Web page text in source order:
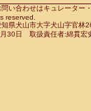
anubis(0)
cynocephalus
hamadryas(0)
(0)
(0)
(0)
い合わせはキュレータ
reserved.
県犬山市大字犬山字官
30日 取扱責任者:綿貫宏